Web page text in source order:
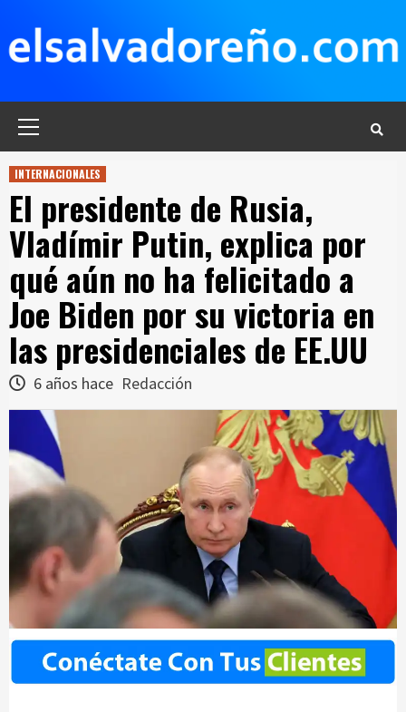
contenido
INTERNACIONALES
El presidente de Rusia,
Vladímir Putin, explica por
qué aún no ha felicitado a
Joe Biden por su victoria en
las presidenciales de EE.UU
6 años hace Redacción